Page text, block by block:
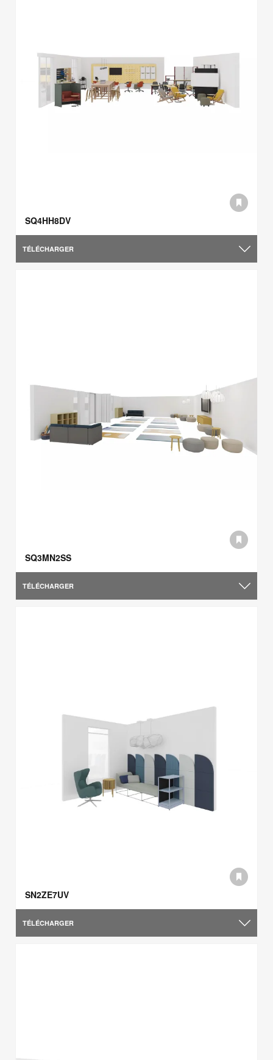
SQ4HH8DV
TÉLÉCHARGER
SQ3MN2SS
TÉLÉCHARGER
SN2ZE7UV
TÉLÉCHARGER